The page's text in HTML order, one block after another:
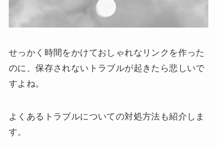
せっかく時間をかけておしゃれなリンクを作った
のに、保存されないトラブルが起きたら悲しいで
すよね。
よくあるトラブルについての対処方法も紹介しま
す。